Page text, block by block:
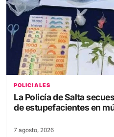
POLICIALES
La Policía de Salta
de estupefacientes en
7 agosto, 2026